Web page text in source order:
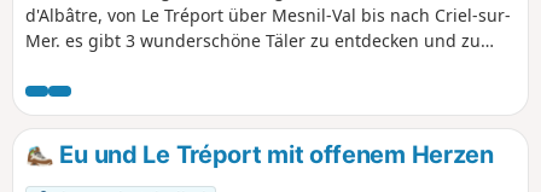
d'Albâtre, von Le Tréport über Mesnil-Val bis nach Criel-sur-
Mer. es gibt 3 wunderschöne Täler zu entdecken und zu
Eu und Le Tréport mit offenem Herzen